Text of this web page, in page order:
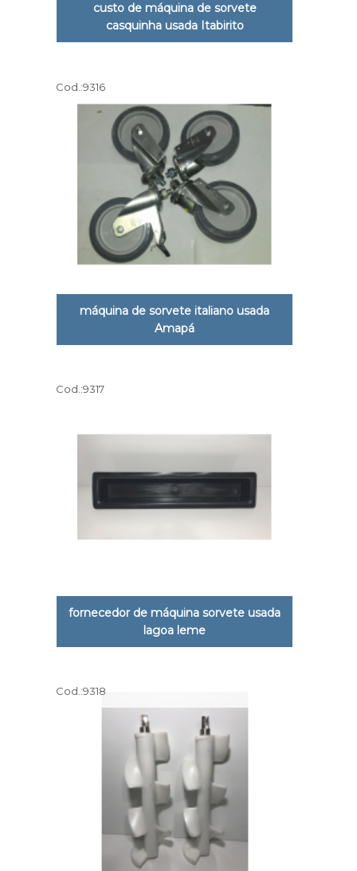
custo de máquina de sorvete
casquinha usada Itabirito
Cod.:9316
máquina de sorvete italiano usada
Amapá
Cod.:9317
fornecedor de máquina sorvete usada
lagoa leme
Cod.:9318